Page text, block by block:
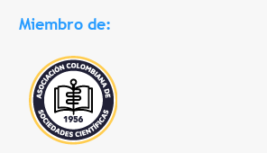
Miembro de: